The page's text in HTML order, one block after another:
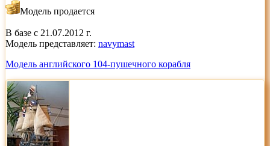
Модель продается
В базе с 21.07.2012 г.
Модель представляет: navymast
Модель английского 104-пушечного корабля